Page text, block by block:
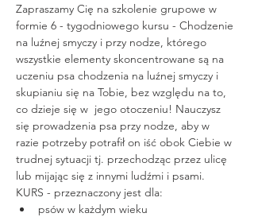
Zapraszamy Cię na szkolenie grupowe w
formie 6 - tygodniowego kursu - Chodzenie
na luźnej smyczy i przy nodze, którego
wszystkie elementy skoncentrowane są na
uczeniu psa chodzenia na luźnej smyczy i
skupianiu się na Tobie, bez względu na to,
co dzieje się w  jego otoczeniu! Nauczysz
się prowadzenia psa przy nodze, aby w
razie potrzeby potrafił on iść obok Ciebie w
trudnej sytuacji tj. przechodząc przez ulicę
lub mijając się z innymi ludźmi i psami.
KURS - przeznaczony jest dla:
psów w każdym wieku